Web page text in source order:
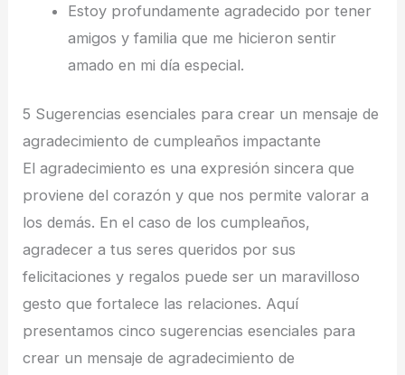
Estoy profundamente agradecido por tener
amigos y familia que me hicieron sentir
amado en mi día especial.
5 Sugerencias esenciales para crear un mensaje de
agradecimiento de cumpleaños impactante
El agradecimiento es una expresión sincera que
proviene del corazón y que nos permite valorar a
los demás. En el caso de los cumpleaños,
agradecer a tus seres queridos por sus
felicitaciones y regalos puede ser un maravilloso
gesto que fortalece las relaciones. Aquí
presentamos cinco sugerencias esenciales para
crear un mensaje de agradecimiento de